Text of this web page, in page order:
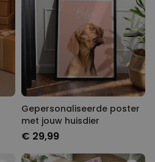
Gepersonaliseerde poster
met jouw huisdier
€ 29,99